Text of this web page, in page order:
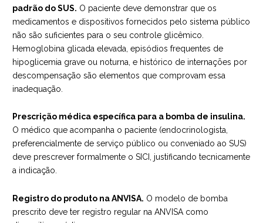
padrão do SUS. O paciente deve demonstrar que os
medicamentos e dispositivos fornecidos pelo sistema público
não são suficientes para o seu controle glicêmico.
Hemoglobina glicada elevada, episódios frequentes de
hipoglicemia grave ou noturna, e histórico de internações por
descompensação são elementos que comprovam essa
inadequação.
Prescrição médica específica para a bomba de insulina.
O médico que acompanha o paciente (endocrinologista,
preferencialmente de serviço público ou conveniado ao SUS)
deve prescrever formalmente o SICI, justificando tecnicamente
a indicação.
Registro do produto na ANVISA. O modelo de bomba
prescrito deve ter registro regular na ANVISA como